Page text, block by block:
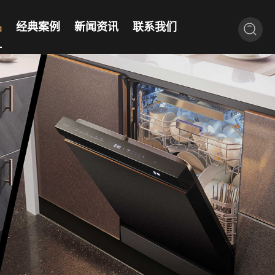
经典案例 新闻资讯 联系我们